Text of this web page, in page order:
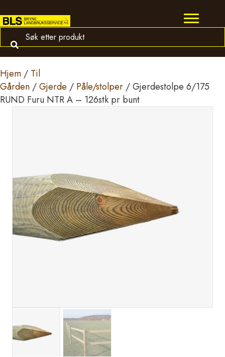
Hjem / Til
Gården /Gjerde / Påle/stolper / Gjerdestolpe 6/175
RUND Furu NTR A – 126stk pr bunt